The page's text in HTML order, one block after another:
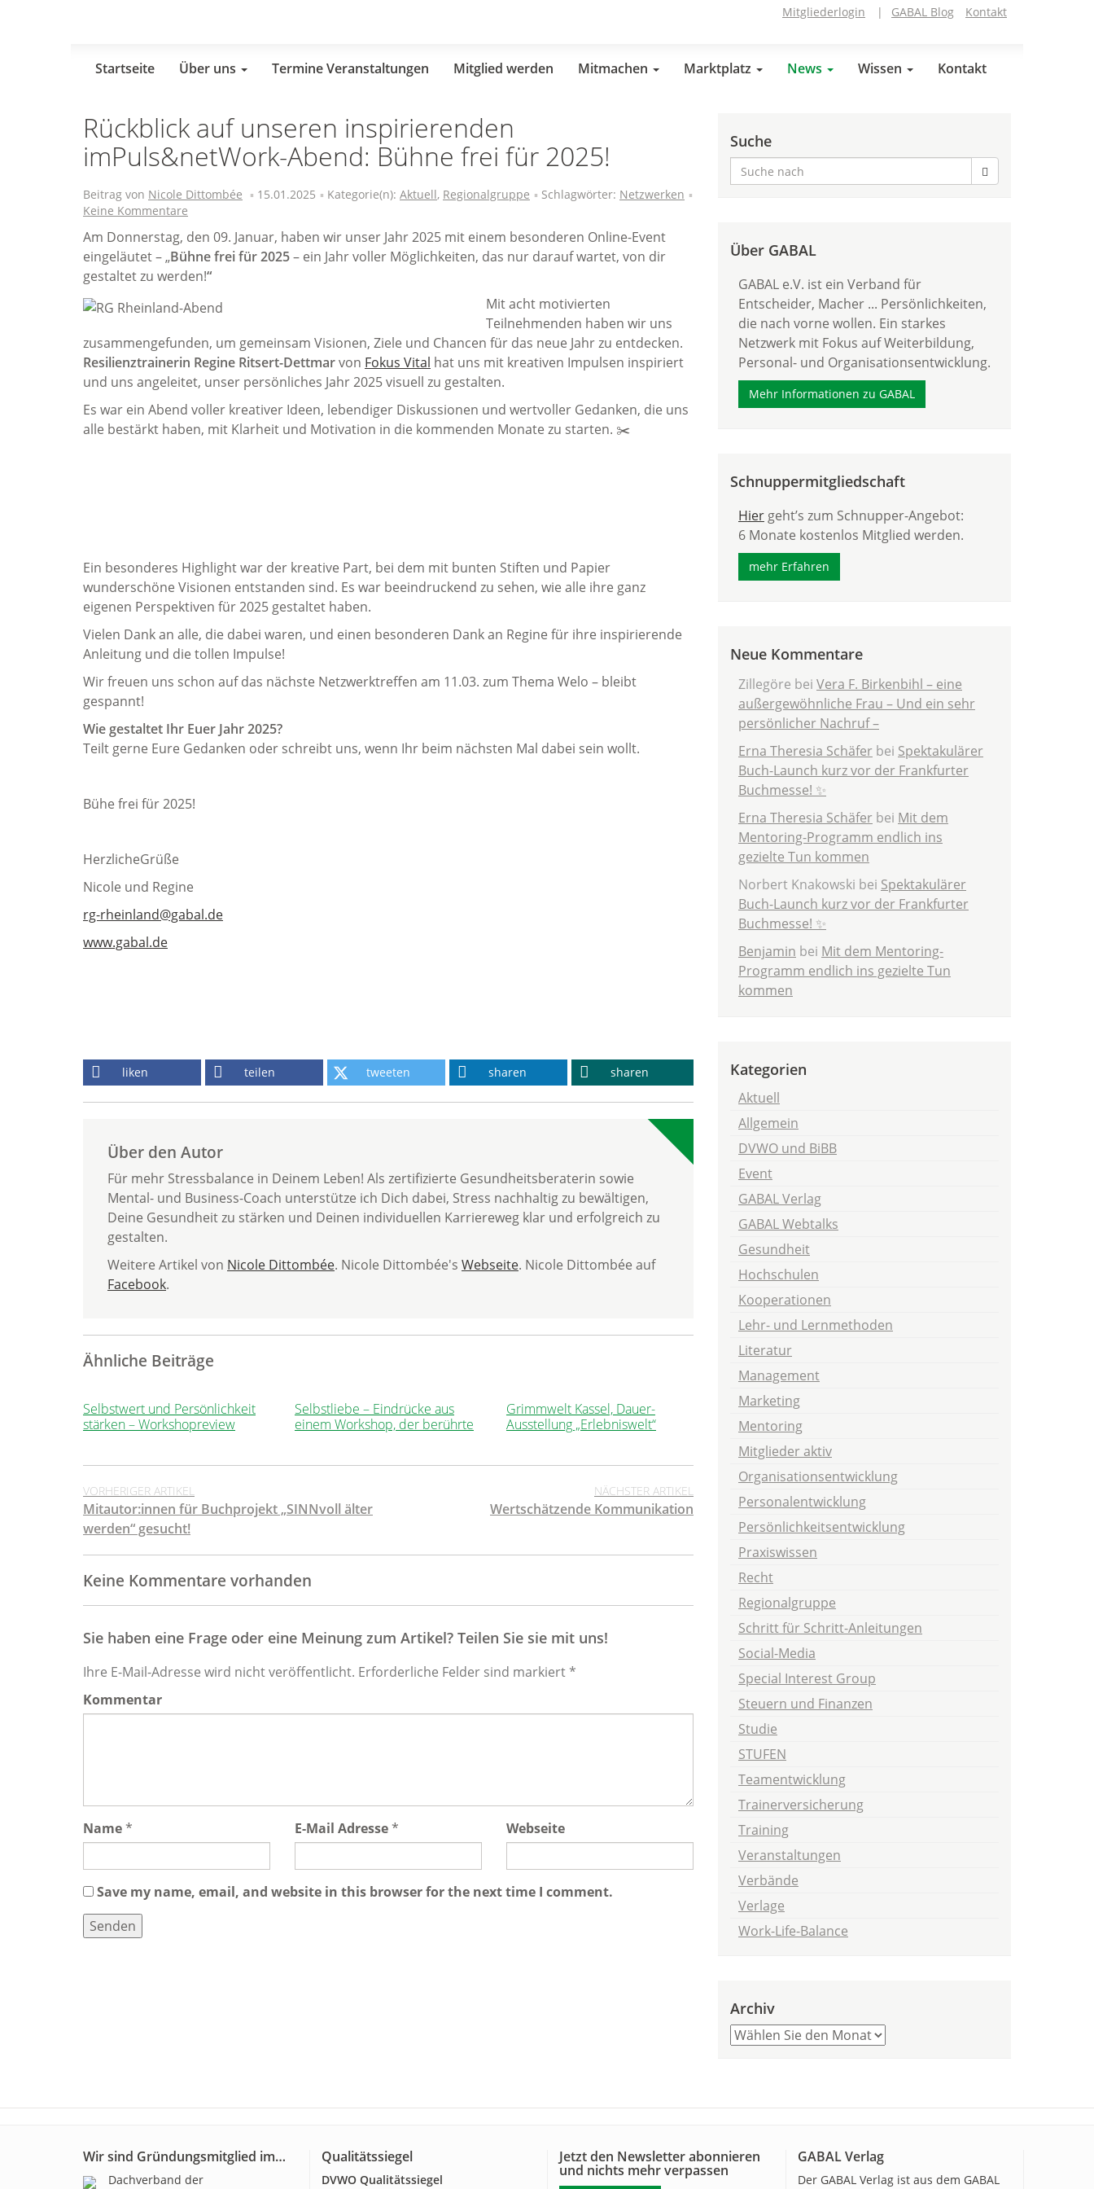
Mitgliederlogin | GABAL Blog Kontakt
Startseite Über uns Termine Veranstaltungen Mitglied werden Mitmachen Marktplatz News Wissen Kontakt
Rückblick auf unseren inspirierenden
imPuls&netWork-Abend: Bühne frei für 2025!
Beitrag von Nicole Dittombée 15.01.2025 Kategorie(n): Aktuell, Regionalgruppe Schlagwörter: Netzwerken
Keine Kommentare
Am Donnerstag, den 09. Januar, haben wir unser Jahr 2025 mit einem besonderen Online-Event
eingeläutet – „Bühne frei für 2025– ein Jahr voller Möglichkeiten, das nur darauf wartet, von dir
gestaltet zu werden!“
Mit acht motivierten
Teilnehmenden haben wir uns
zusammengefunden, um gemeinsam Visionen, Ziele und Chancen für das neue Jahr zu entdecken.
Resilienztrainerin Regine Ritsert-Dettmarvon Fokus Vital hat uns mit kreativen Impulsen inspiriert
und uns angeleitet, unser persönliches Jahr 2025 visuell zu gestalten.
Es war ein Abend voller kreativer Ideen, lebendiger Diskussionen und wertvoller Gedanken, die uns
alle bestärkt haben, mit Klarheit und Motivation in die kommenden Monate zu starten. ✂️
Ein besonderes Highlight war der kreative Part, bei dem mit bunten Stiften und Papier
wunderschöne Visionen entstanden sind. Es war beeindruckend zu sehen, wie alle ihre ganz
eigenen Perspektiven für 2025 gestaltet haben.
Vielen Dank an alle, die dabei waren, und einen besonderen Dank an Regine für ihre inspirierende
Anleitung und die tollen Impulse!
Wir freuen uns schon auf das nächste Netzwerktreffen am 11.03. zum Thema Welo – bleibt
gespannt!
Wie gestaltet Ihr Euer Jahr 2025?
Teilt gerne Eure Gedanken oder schreibt uns, wenn Ihr beim nächsten Mal dabei sein wollt.
Bühe frei für 2025!
HerzlicheGrüße
Nicole und Regine
rg-rheinland@gabal.de
www.gabal.de
liken teilen tweeten sharen sharen
Über den Autor
Für mehr Stressbalance in Deinem Leben! Als zertifizierte Gesundheitsberaterin sowie
Mental- und Business-Coach unterstütze ich Dich dabei, Stress nachhaltig zu bewältigen,
Deine Gesundheit zu stärken und Deinen individuellen Karriereweg klar und erfolgreich zu
gestalten.
Weitere Artikel von Nicole Dittombée. Nicole Dittombée's Webseite. Nicole Dittombée auf
Facebook.
Ähnliche Beiträge
Selbstwert und Persönlichkeit
stärken – Workshopreview
Selbstliebe – Eindrücke aus
einem Workshop, der berührte
Grimmwelt Kassel, Dauer-
Ausstellung „Erlebniswelt“
VORHERIGER ARTIKEL
Mitautor:innen für Buchprojekt „SINNvoll älter
werden“ gesucht!
NÄCHSTER ARTIKEL
Wertschätzende Kommunikation
Keine Kommentare vorhanden
Sie haben eine Frage oder eine Meinung zum Artikel? Teilen Sie sie mit uns!
Ihre E-Mail-Adresse wird nicht veröffentlicht. Erforderliche Felder sind markiert *
Kommentar
Name* E-Mail Adresse* Webseite
Save my name, email, and website in this browser for the next time I comment.
Suche
Über GABAL
GABAL e.V. ist ein Verband für
Entscheider, Macher ... Persönlichkeiten,
die nach vorne wollen. Ein starkes
Netzwerk mit Fokus auf Weiterbildung,
Personal- und Organisationsentwicklung.
Mehr Informationen zu GABAL
Schnuppermitgliedschaft
Hier geht’s zum Schnupper-Angebot:
6 Monate kostenlos Mitglied werden.
mehr Erfahren
Neue Kommentare
Zillegöre bei Vera F. Birkenbihl – eine
außergewöhnliche Frau – Und ein sehr
persönlicher Nachruf –
Erna Theresia Schäfer bei Spektakulärer
Buch-Launch kurz vor der Frankfurter
Buchmesse! ✨
Erna Theresia Schäfer bei Mit dem
Mentoring-Programm endlich ins
gezielte Tun kommen
Norbert Knakowski bei Spektakulärer
Buch-Launch kurz vor der Frankfurter
Buchmesse! ✨
Benjamin bei Mit dem Mentoring-
Programm endlich ins gezielte Tun
kommen
Kategorien
Aktuell
Allgemein
DVWO und BiBB
Event
GABAL Verlag
GABAL Webtalks
Gesundheit
Hochschulen
Kooperationen
Lehr- und Lernmethoden
Literatur
Management
Marketing
Mentoring
Mitglieder aktiv
Organisationsentwicklung
Personalentwicklung
Persönlichkeitsentwicklung
Praxiswissen
Recht
Regionalgruppe
Schritt für Schritt-Anleitungen
Social-Media
Special Interest Group
Steuern und Finanzen
Studie
STUFEN
Teamentwicklung
Trainerversicherung
Training
Veranstaltungen
Verbände
Verlage
Work-Life-Balance
Archiv
Wir sind Gründungsmitglied im…
Dachverband der
Qualitätssiegel
DVWO Qualitätssiegel
Jetzt den Newsletter abonnieren
und nichts mehr verpassen
GABAL Verlag
Der GABAL Verlag ist aus dem GABAL